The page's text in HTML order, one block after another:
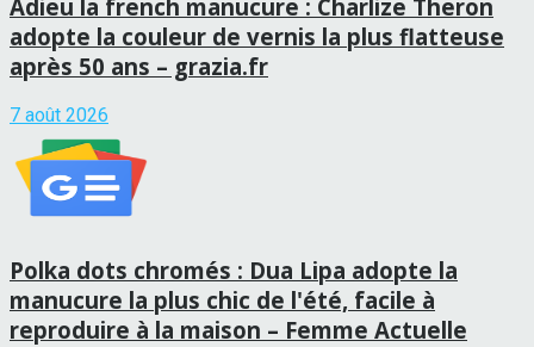
Adieu la french manucure : Charlize Theron
adopte la couleur de vernis la plus flatteuse
après 50 ans – grazia.fr
7 août 2026
Polka dots chromés : Dua Lipa adopte la
manucure la plus chic de l'été, facile à
reproduire à la maison – Femme Actuelle